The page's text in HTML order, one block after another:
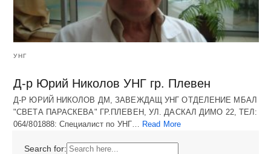
УНГ
Д-р Юрий Николов УНГ гр. Плевен
Д-Р ЮРИЙ НИКОЛОВ ДМ, ЗАВЕЖДАЩ УНГ ОТДЕЛЕНИЕ МБАЛ
"СВЕТА ПАРАСКЕВА" ГР.ПЛЕВЕН, УЛ. ДАСКАЛ ДИМО 22, ТЕЛ:
064/801888: Специалист по УНГ… Read More
Search for: